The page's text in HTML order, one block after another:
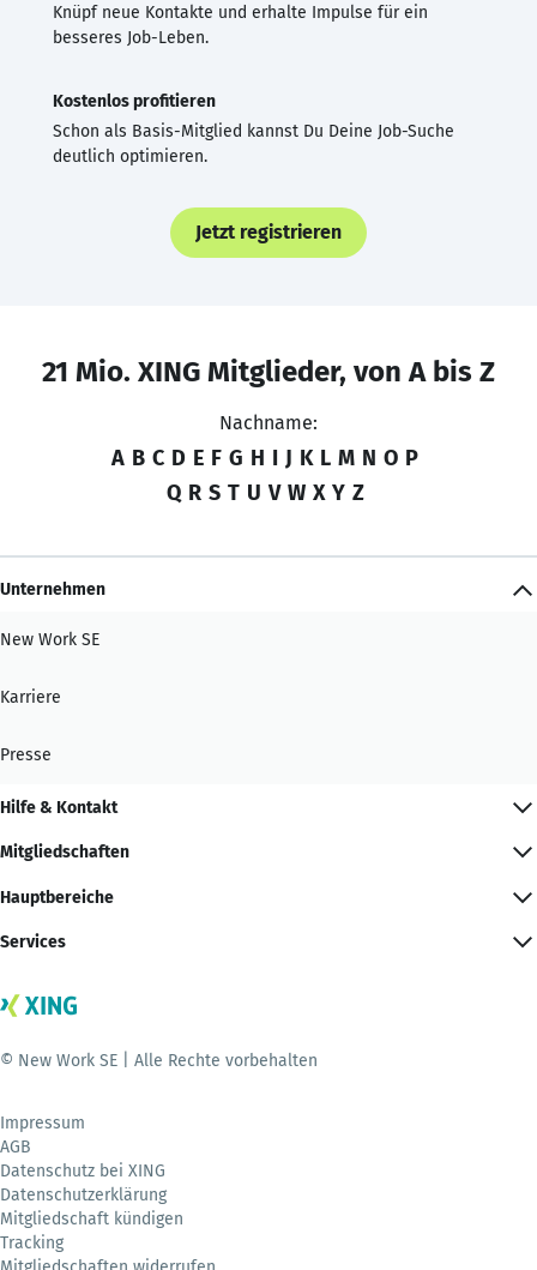
Knüpf neue Kontakte und erhalte Impulse für ein
besseres Job-Leben.
Kostenlos profitieren
Schon als Basis-Mitglied kannst Du Deine Job-Suche
deutlich optimieren.
Jetzt registrieren
21 Mio. XING Mitglieder, von A bis Z
Nachname:
A B C D E F G H I J K L M N O P
Q R S T U V W X Y Z
Unternehmen
New Work SE
Karriere
Presse
Hilfe & Kontakt
Mitgliedschaften
Hauptbereiche
Services
© New Work SE | Alle Rechte vorbehalten
Impressum
AGB
Datenschutz bei XING
Datenschutzerklärung
Mitgliedschaft kündigen
Tracking